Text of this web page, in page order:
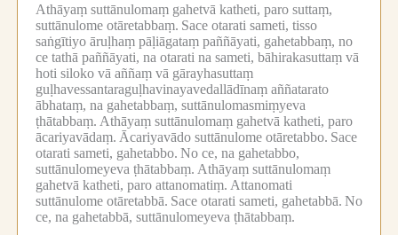
Athāyaṃ suttānulomaṃ gahetvā katheti, paro suttaṃ,
suttānulome otāretabbaṃ. Sace otarati sameti, tisso
saṅgītiyo āruḷhaṃ pāḷiāgataṃ paññāyati, gahetabbaṃ, no
ce tathā paññāyati, na otarati na sameti, bāhirakasuttaṃ vā
hoti siloko vā aññaṃ vā gārayhasuttaṃ
guḷhavessantaraguḷhavinayavedallādīnaṃ aññatarato
ābhataṃ, na gahetabbaṃ, suttānulomasmiṃyeva
ṭhātabbaṃ. Athāyaṃ suttānulomaṃ gahetvā katheti, paro
ācariyavādaṃ. Ācariyavādo suttānulome otāretabbo. Sace
otarati sameti, gahetabbo. No ce, na gahetabbo,
suttānulomeyeva ṭhātabbaṃ. Athāyaṃ suttānulomaṃ
gahetvā katheti, paro attanomatiṃ. Attanomati
suttānulome otāretabbā. Sace otarati sameti, gahetabbā. No
ce, na gahetabbā, suttānulomeyeva ṭhātabbaṃ.